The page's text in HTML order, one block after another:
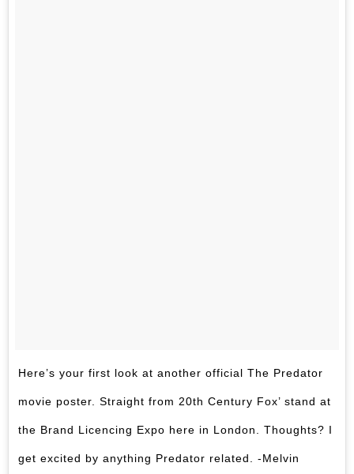
Here’s your first look at another official The Predator
movie poster. Straight from 20th Century Fox’ stand at
the Brand Licencing Expo here in London. Thoughts? I
get excited by anything Predator related. -Melvin